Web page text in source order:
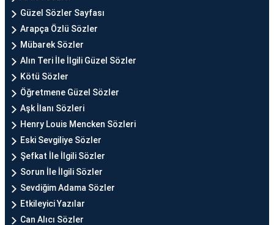
Güzel Sözler Sayfası
Arapça Özlü Sözler
Mübarek Sözler
Alın Teri İle İlgili Güzel Sözler
Kötü Sözler
Öğretmene Güzel Sözler
Aşk İlanı Sözleri
Henry Louis Mencken Sözleri
Eski Sevgiliye Sözler
Şefkat İle İlgili Sözler
Sorun İle İlgili Sözler
Sevdiğim Adama Sözler
Etkileyici Yazılar
Can Alıcı Sözler